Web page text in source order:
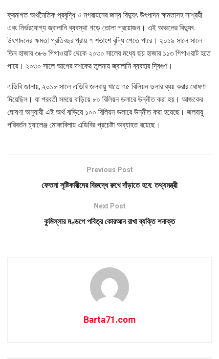
ক্রমাগত অর্থনৈতিক প্রবৃদ্ধি ও নগরায়নের জন্য বিদ্যুৎ উৎপাদন ক্ষমতাসহ সাশ্রয়ী
এবং নির্ভরযোগ্য জ্বালানি ব্যবস্থা গড়ে তোলা প্রয়োজন। এই অঞ্চলের বিদ্যুৎ
উৎপাদনের ক্ষমতা প্রতিবছর প্রায় ৭ শতাংশ বৃদ্ধি পেতে পারে। ২০১৯ সালে সালে
তিন হাজার ৩৮৬ গিগাওয়াট থেকে ২০৩০ সালের মধ্যে ছয় হাজার ১১৩ গিগাওয়াট হতে
পারে। ২০৩০ সালে আগের দশকের তুলনায় জ্বালানি ব্যবহার দ্বিগুণ।
এডিবি জানায়, ২০১৮ সালে এডিবি জলবায়ু খাতে ৭৫ বিলিয়ন ডলার ব্যয় করার ঘোষণা
দিয়েছিল। যা পরবর্তী সময়ে বাড়িয়ে ৮০ বিলিয়ন ডলারে উন্নীত করা হয়। আজকের
ঘোষণা অনুযায়ী এই অর্থ বাড়িয়ে ১০০ বিলিয়ন ডলারে উন্নীত করা হয়েছে। জলবায়ু
পরিবর্তন চ্যালেঞ্জ মোকাবিলায় এডিবির প্রচেষ্টা অব্যাহত রয়েছে।
Previous Post
ফেতনা সৃষ্টিকারীদের বিরুদ্ধে রুখে দাঁড়াতে হবে: তথ্যমন্ত্রী
Next Post
কুমিল্লার মণ্ডপে পবিত্র কোরআন রাখা ব্যক্তি শনাক্ত
Barta71.com